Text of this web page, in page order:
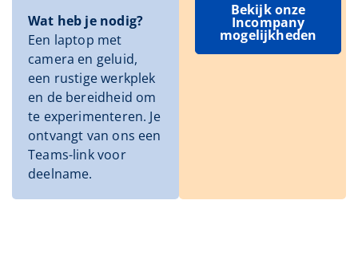
Wat heb je nodig?
Een laptop met
camera en geluid,
een rustige werkplek
en de bereidheid om
te experimenteren. Je
ontvangt van ons een
Teams-link voor
deelname.
Bekijk onze
Incompany
mogelijkheden